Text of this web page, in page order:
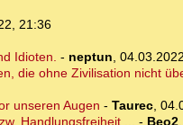
21:36
Idioten. - neptun,
die ohne Zivilisation nicht
unseren Augen - Taurec,
Handlungsfreiheit ... - Beo2,